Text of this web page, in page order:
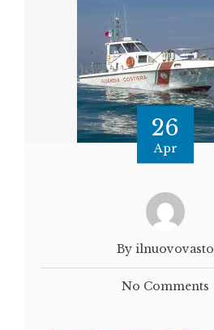
26
Apr
By ilnuovovasto
No Comments